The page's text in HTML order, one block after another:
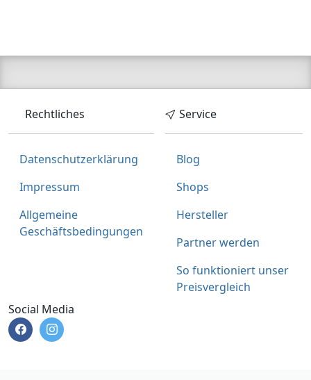
Rechtliches
Datenschutzerklärung
Impressum
Allgemeine
Geschäftsbedingungen
Service
Blog
Shops
Hersteller
Partner werden
So funktioniert unser
Preisvergleich
Social Media